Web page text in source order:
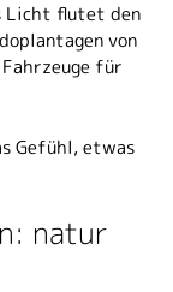
Licht flutet den
von
für
Gefühl, etwas
natur